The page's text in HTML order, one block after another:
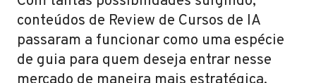
conteúdos de Review de Cursos de IA
passaram a funcionar como uma espécie
de guia para quem deseja entrar nesse